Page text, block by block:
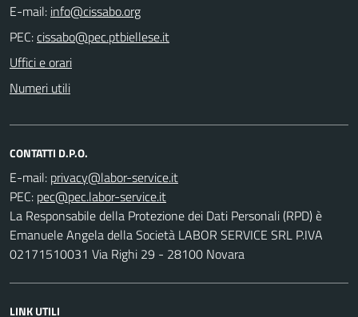
E-mail:
PEC:
Uffici e orari
Numeri utili
CONTATTI D.P.O.
E-mail:
PEC:
La Responsabile della Protezione dei Dati Personali (RPD) è
Emanuele Angela della Società LABOR SERVICE SRL P.IVA
02171510031 Via Righi 29 - 28100 Novara
LINK UTILI